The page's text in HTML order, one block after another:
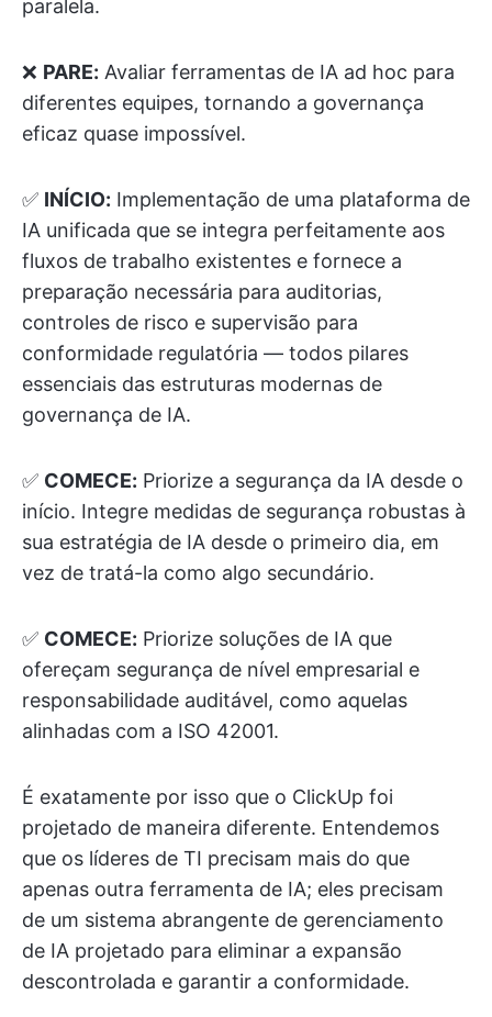
paralela.
❌ PARE: Avaliar ferramentas de IA ad hoc para
diferentes equipes, tornando a governança
eficaz quase impossível.
✅ INÍCIO: Implementação de uma plataforma de
IA unificada que se integra perfeitamente aos
fluxos de trabalho existentes e fornece a
preparação necessária para auditorias,
controles de risco e supervisão para
conformidade regulatória — todos pilares
essenciais das estruturas modernas de
governança de IA.
✅ COMECE: Priorize a segurança da IA desde o
início. Integre medidas de segurança robustas à
sua estratégia de IA desde o primeiro dia, em
vez de tratá-la como algo secundário.
✅ COMECE: Priorize soluções de IA que
ofereçam segurança de nível empresarial e
responsabilidade auditável, como aquelas
alinhadas com a ISO 42001.
É exatamente por isso que o ClickUp foi
projetado de maneira diferente. Entendemos
que os líderes de TI precisam mais do que
apenas outra ferramenta de IA; eles precisam
de um sistema abrangente de gerenciamento
de IA projetado para eliminar a expansão
descontrolada e garantir a conformidade.